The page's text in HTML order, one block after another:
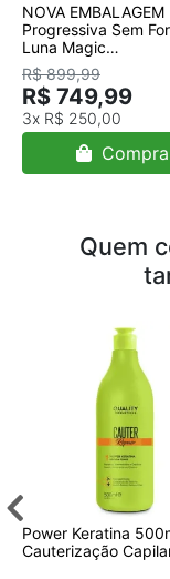
NOVA EMBALAGEM
Progressiva Sem
Luna Magic
Straight/progressiva/
EMBALAGEM/901ml
R$ 899,99
R$ 749,99
3x R$ 250,00
Quem
Power Keratina
Cauterização